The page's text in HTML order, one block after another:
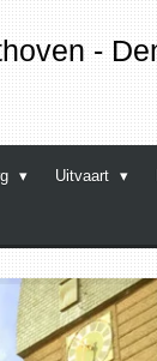
-
Uitvaart